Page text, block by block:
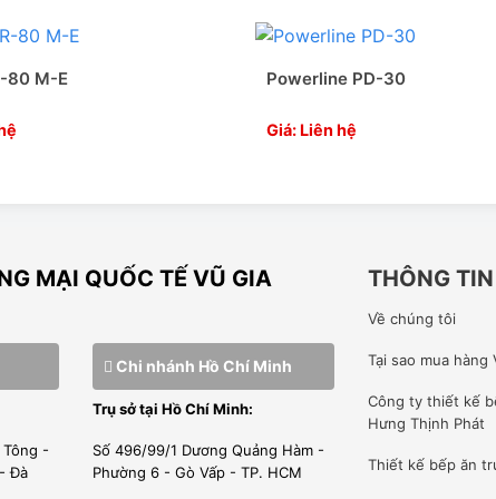
máy tiêu thụ nhiều năng lượng nhất trong các tiệm giặt
PLUS, có tính năng là một trong những hệ thống sấy
phần chăm sóc môi trường mà còn giảm chi phí của bạn
80 M-E Powerline PD-30
Giá: Liên hệ
MẠI QUỐC TẾ VŨ GIA
-
Đà
Chi nhánh Hồ Chí Minh
Trụ sở tại Hồ Chí Minh:
Số 496/99/1 Dương Quảng Hàm -
Phường 6 - Gò Vấp - TP. HCM
THÔNG TIN
Về chúng tôi
Tại sao mua hàng
Công ty thiết kế
Hưng Thịnh Phát
Thiết kế bếp ăn